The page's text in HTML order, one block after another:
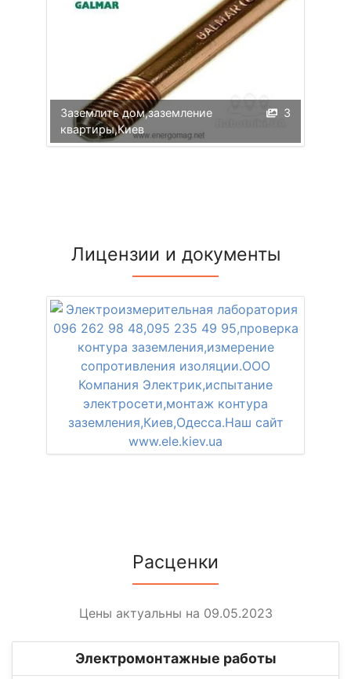
3
Заземлить дом,заземление
квартиры,Киев
Лицензии и документы
Расценки
Цены актуальны на 09.05.2023
Электромонтажные работы